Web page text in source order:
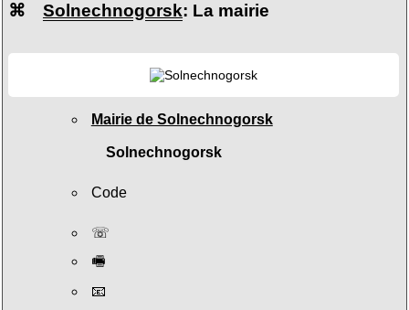
⌘ Solnechnogorsk: La mairie
Mairie de Solnechnogorsk
Solnechnogorsk
Code
☏
🖷
📧